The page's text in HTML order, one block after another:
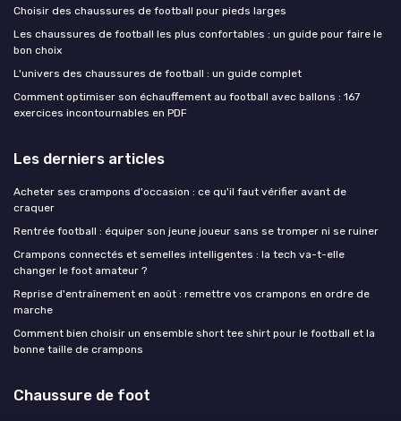
Choisir des chaussures de football pour pieds larges
Les chaussures de football les plus confortables : un guide pour faire le
bon choix
L'univers des chaussures de football : un guide complet
Comment optimiser son échauffement au football avec ballons : 167
exercices incontournables en PDF
Les derniers articles
Acheter ses crampons d'occasion : ce qu'il faut vérifier avant de
craquer
Rentrée football : équiper son jeune joueur sans se tromper ni se ruiner
Crampons connectés et semelles intelligentes : la tech va-t-elle
changer le foot amateur ?
Reprise d'entraînement en août : remettre vos crampons en ordre de
marche
Comment bien choisir un ensemble short tee shirt pour le football et la
bonne taille de crampons
Chaussure de foot